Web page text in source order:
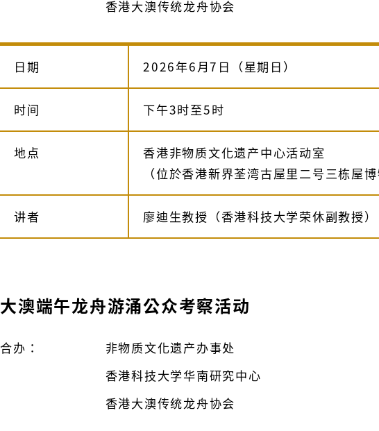
香港大澳传统龙舟协会
日期 2026年6月7日（星期日）
时间 下午3时至5时
地点
香港非物质文化遗产中心活动室
（位於香港新界荃湾古屋里二号三栋屋
讲者 廖迪生教授（香港科技大学荣休副教授）
大澳端午龙舟游涌公众考察活动
合办：
非物质文化遗产办事处
香港科技大学华南研究中心
香港大澳传统龙舟协会